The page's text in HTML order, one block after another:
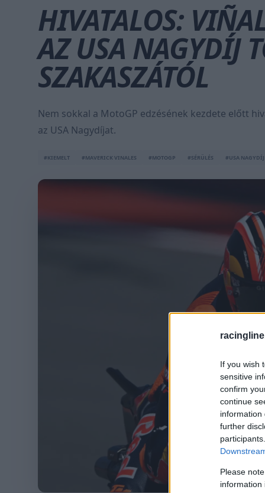
If you wish
sensitive
confirm
continue
information
further
Please
information
HIVATALOS:
AZ USA NAGYDÍJ
SZAKASZÁTÓL
Nem sokkal a MotoGP edzésének kezdete előtt
az USA Nagydíjat.
#KIEMELT #MAVERICK VINALES #MOTOGP #SÉRÜLÉS #USA NAGYDÍJ